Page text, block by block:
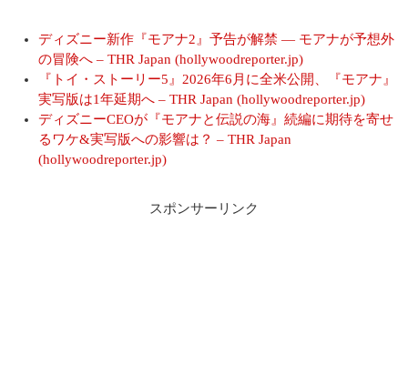
ディズニー新作『モアナ2』予告が解禁 ― モアナが予想外
の冒険へ – THR Japan (hollywoodreporter.jp)
『トイ・ストーリー5』2026年6月に全米公開、『モアナ』
実写版は1年延期へ – THR Japan (hollywoodreporter.jp)
ディズニーCEOが『モアナと伝説の海』続編に期待を寄せ
るワケ&実写版への影響は？ – THR Japan
(hollywoodreporter.jp)
スポンサーリンク